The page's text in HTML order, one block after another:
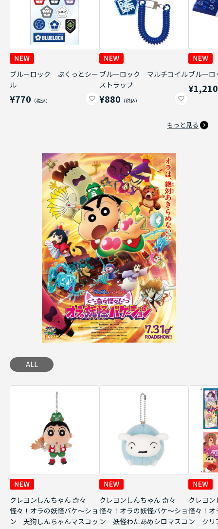
ブルーロック ぷくっとシー
ル
¥770
ブルーロック マルチコイル
ストラップ
¥880
ブルー
¥1,210
もっと見る
ALL
クレヨンしんちゃん 奇々
怪々！オラの妖怪バケ～ショ
ン 天狗しんちゃんマスコッ
クレヨンしんちゃん 奇々
怪々！オラの妖怪バケ～ショ
ン 妖怪わたあめシロマスコ
クレヨン
怪々！オ
ン クリ